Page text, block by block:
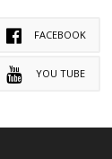
FACEBOOK
YOU TUBE